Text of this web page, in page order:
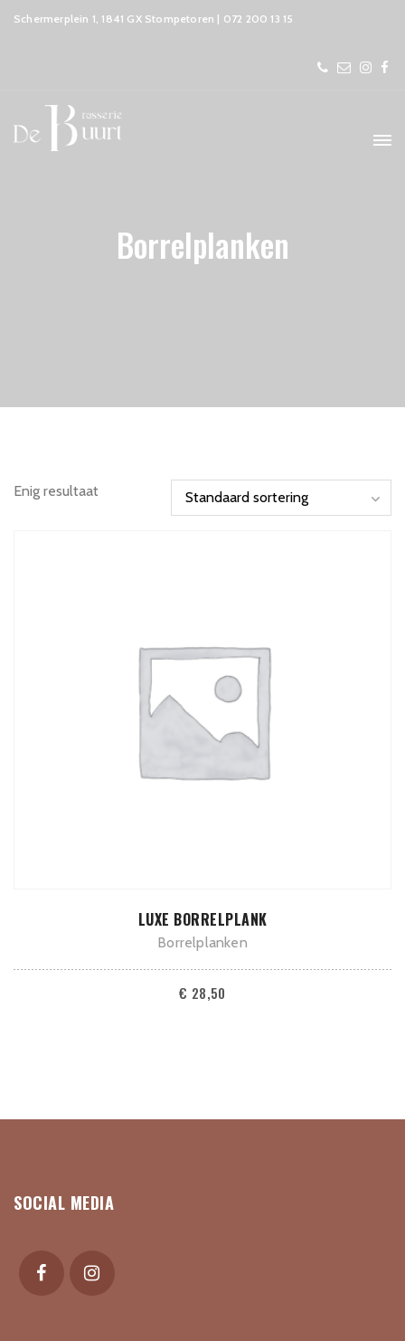
Schermerplein 1, 1841 GX Stompetoren | 072 200 13 15
Borrelplanken
Enig resultaat
TOEVOEGEN AAN WINKELWAGEN
LUXE BORRELPLANK
Borrelplanken
€ 28,50
SOCIAL MEDIA